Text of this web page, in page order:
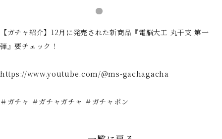
【ガチャ紹介】12月に発売された新商品『電脳大工 丸干支 第一
弾』要チェック！
https://www.youtube.com/@ms-gachagacha
＃ガチャ ＃ガチャガチャ ＃ガチャポン